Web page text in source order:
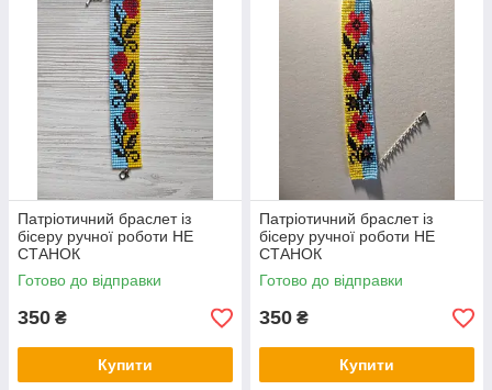
Патріотичний браслет із
бісеру ручної роботи НЕ
СТАНОК
Готово до відправки
350 ₴
Купити
Патріотичний браслет із
бісеру ручної роботи НЕ
СТАНОК
Готово до відправки
350 ₴
Купити